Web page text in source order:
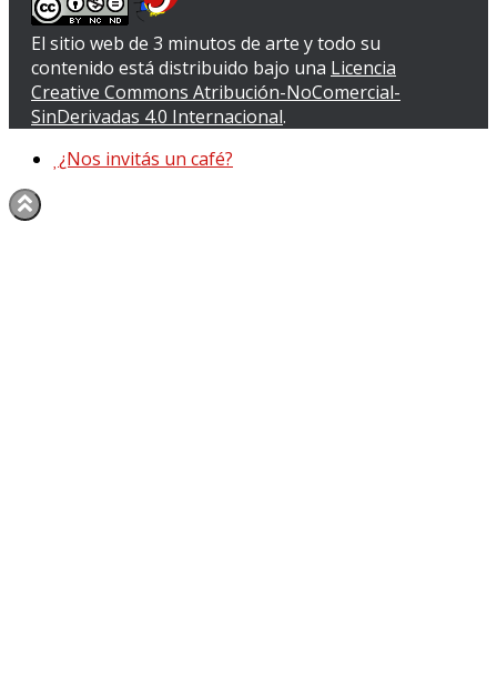
El sitio web de 3 minutos de arte y todo su
contenido está distribuido bajo una Licencia
Creative Commons Atribución-NoComercial-
SinDerivadas 4.0 Internacional.
¿Nos invitás un café?